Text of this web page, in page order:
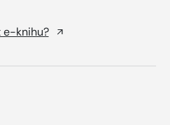
e-knihu?